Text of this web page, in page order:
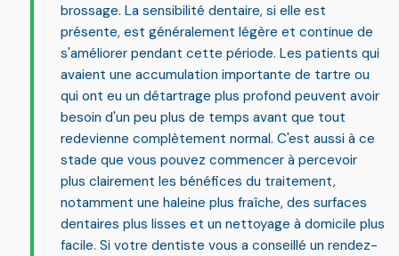
brossage. La sensibilité dentaire, si elle est
présente, est généralement légère et continue de
s'améliorer pendant cette période. Les patients qui
avaient une accumulation importante de tartre ou
qui ont eu un détartrage plus profond peuvent avoir
besoin d'un peu plus de temps avant que tout
redevienne complètement normal. C'est aussi à ce
stade que vous pouvez commencer à percevoir
plus clairement les bénéfices du traitement,
notamment une haleine plus fraîche, des surfaces
dentaires plus lisses et un nettoyage à domicile plus
facile. Si votre dentiste vous a conseillé un rendez-